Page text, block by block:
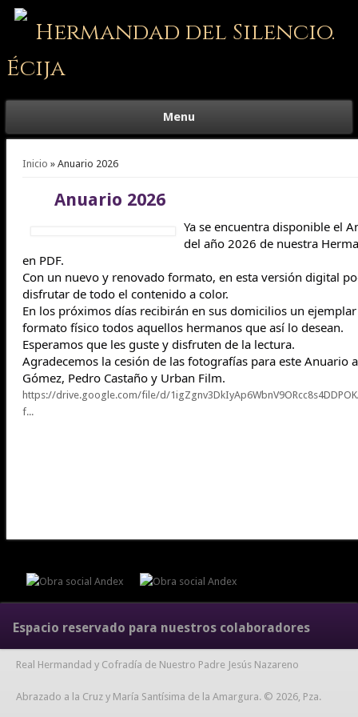
Hermandad del Silencio.
Écija
Menu
Se encuentra usted aquí
Inicio » Anuario 2026
Anuario 2026
Ya se encuentra disponible el
del año 2026 de nuestra
en PDF.
Con un nuevo y renovado formato, en esta versión digital
disfrutar de todo el contenido a color.
En los próximos días recibirán en sus domicilios un
formato físico todos aquellos hermanos que así lo desean.
Esperamos que les guste y disfruten de la lectura.
Agradecemos la cesión de las fotografías para este Anuario
Gómez, Pedro Castaño y Urban Film.
https://drive.google.com/file/d/
f...
Espacio reservado para nuestros colaboradores
Real Hermandad y Cofradía de Nuestro Padre Jesús Nazareno
Abrazado a la Cruz y María Santísima de la Amargura. © 2026, Pza.